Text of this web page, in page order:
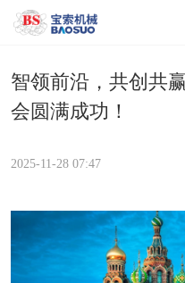
米兰online(中国)
关于我们
企业动态
产品中心
联系我们
智领前沿，共创共
会圆满成功！
2025-11-28 07:47